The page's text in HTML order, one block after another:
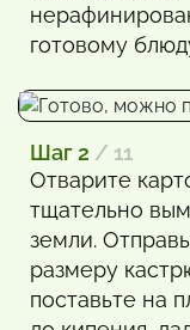
готовому
Шаг 2 / 11
Отварите
тщательно
земли.
размеру
поставьте на